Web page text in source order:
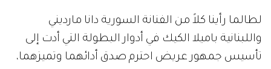
لطالما رأينا كلاً من الفنانة السورية دانا مارديني
واللبنانية باميلا الكيك في أدوار البطولة التي أدت إلى
تأسيس جمهور عريض احترم صدق أدائهما وتميزهما،